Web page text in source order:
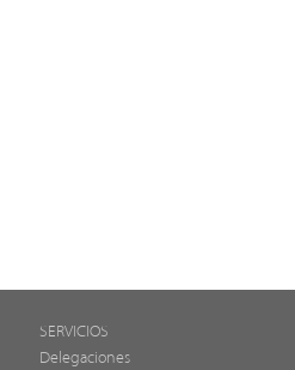
SERVICIOS
Delegaciones